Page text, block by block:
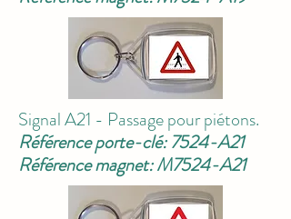
Signal A21 - Passage pour piétons.
Référence porte-clé: 7524-A21
Référence magnet: M7524-A21